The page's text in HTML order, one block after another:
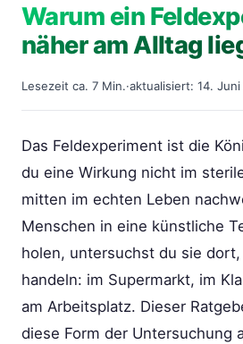
Warum ein
näher am Alltag
Lesezeit ca. 7 Min.·aktualisiert: 14.
Das Feldexperiment ist die
du eine Wirkung nicht im
mitten im echten Leben
Menschen in eine künstliche
holen, untersuchst du sie
handeln: im Supermarkt, im
am Arbeitsplatz. Dieser
diese Form der Untersuchung